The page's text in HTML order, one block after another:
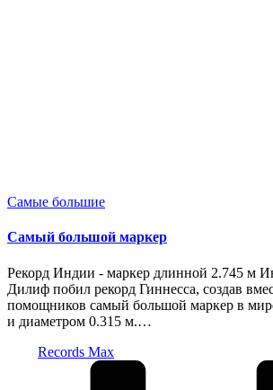
Опубликовано
Самые большие
Самый большой маркер
Рекорд Индии - маркер длинной 2.745 м
Дилиф побил рекорд Гиннесса, создав
помощников самый большой маркер в
и диаметром 0.315 м.…
Records Max